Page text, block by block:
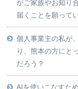
がご家族やお知り
届くことを願って
個人事業主の私が
り、熊本の方にと
だろう？
AIを使いこなすた